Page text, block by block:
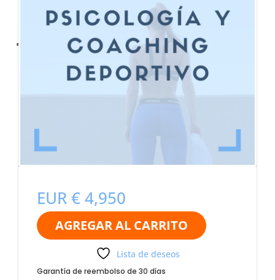
de 2010 en los 800 m libres y dos oros en el Europeo de
2004 (800 m libres y relevo 4×200 m libre).
Licenciada en Psicología con experiencia en psicología
Versión ONLINE
EUR €4,950
AGREGAR AL CARRITO
Lista de deseos
Garantía de reembolso de 30 días